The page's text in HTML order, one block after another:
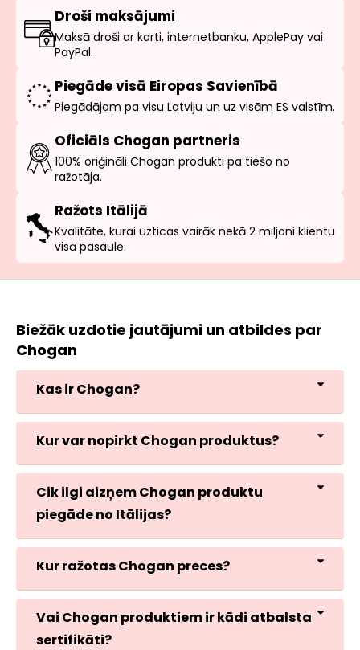
Droši maksājumi
Maksā droši ar karti, internetbanku, ApplePay vai
PayPal.
Piegāde visā Eiropas Savienībā
Piegādājam pa visu Latviju un uz visām ES valstīm.
Oficiāls Chogan partneris
100% oriģināli Chogan produkti pa tiešo no
ražotāja.
Ražots Itālijā
Kvalitāte, kurai uzticas vairāk nekā 2 miljoni klientu
visā pasaulē.
Biežāk uzdotie jautājumi un atbildes par
Chogan
Kas ir Chogan?
Kur var nopirkt Chogan produktus?
Cik ilgi aizņem Chogan produktu
piegāde no Itālijas?
Kur ražotas Chogan preces?
Vai Chogan produktiem ir kādi atbalsta
sertifikāti?